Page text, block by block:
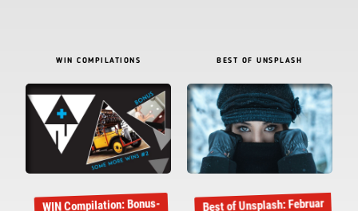
WIN COMPILATIONS
WIN Compilation: Bonus-
BEST OF UNSPLASH
Best of Unsplash: Februar